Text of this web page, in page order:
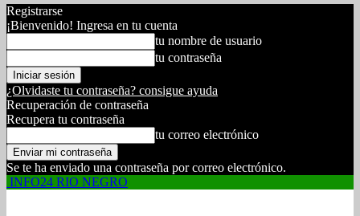
Registrarse
¡Bienvenido! Ingresa en tu cuenta
tu nombre de usuario
tu contraseña
¿Olvidaste tu contraseña? consigue ayuda
Recuperación de contraseña
Recupera tu contraseña
tu correo electrónico
Se te ha enviado una contraseña por correo electrónico.
INFO24 RIO NEGRO